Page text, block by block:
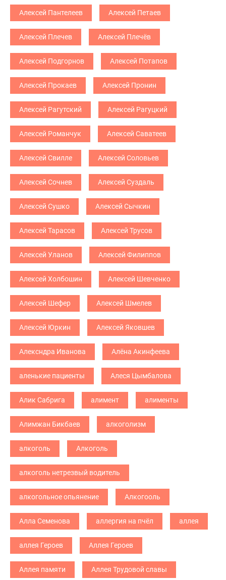
Алексей Пантелеев Алексей Петаев
Алексей Плечев Алексей Плечёв
Алексей Подгорнов Алексей Потапов
Алексей Прокаев Алексей Пронин
Алексей Рагутский Алексей Рагуцкий
Алексей Романчук Алексей Саватеев
Алексей Свилле Алексей Соловьев
Алексей Сочнев Алексей Суздаль
Алексей Сушко Алексей Сычкин
Алексей Тарасов Алексей Трусов
Алексей Уланов Алексей Филиппов
Алексей Холбошин Алексей Шевченко
Алексей Шефер Алексей Шмелев
Алексей Юркин Алексей Яковшев
Алексндра Иванова Алёна Акинфеева
аленькие пациенты Алеся Цымбалова
Алик Сабрига алимент алименты
Алимжан Бикбаев алкоголизм
алкоголь Алкоголь
алкоголь нетрезвый водитель
алкогольное опьянение Алкогооль
Алла Семенова аллергия на пчёл аллея
аллея Героев Аллея Героев
Аллея памяти Аллея Трудовой славы